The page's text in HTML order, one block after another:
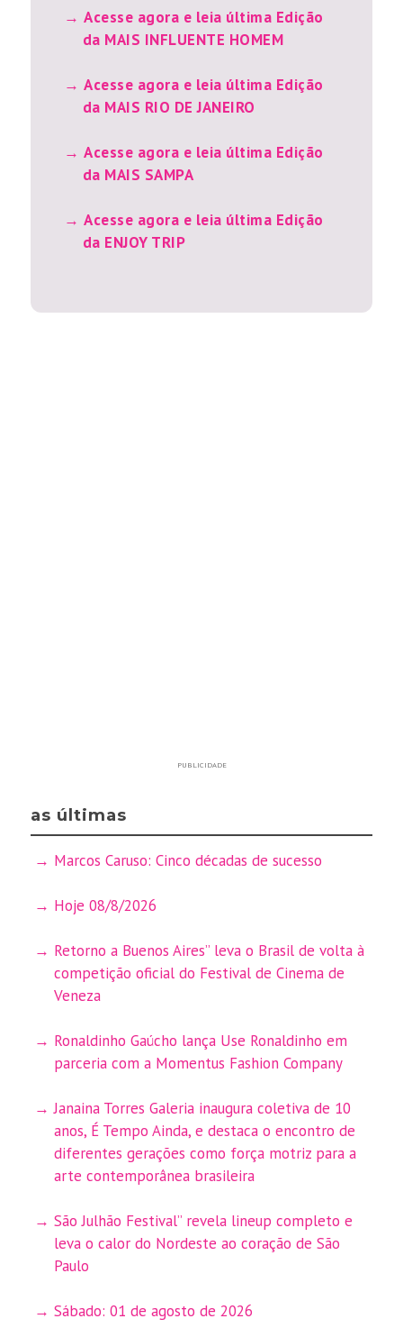
Acesse agora e leia última Edição
da MAIS INFLUENTE HOMEM
Acesse agora e leia última Edição
da MAIS RIO DE JANEIRO
Acesse agora e leia última Edição
da MAIS SAMPA
Acesse agora e leia última Edição
da ENJOY TRIP
PUBLICIDADE
as últimas
Marcos Caruso: Cinco décadas de sucesso
Hoje 08/8/2026
Retorno a Buenos Aires” leva o Brasil de volta à
competição oficial do Festival de Cinema de
Veneza
Ronaldinho Gaúcho lança Use Ronaldinho em
parceria com a Momentus Fashion Company
Janaina Torres Galeria inaugura coletiva de 10
anos, É Tempo Ainda, e destaca o encontro de
diferentes gerações como força motriz para a
arte contemporânea brasileira
São Julhão Festival” revela lineup completo e
leva o calor do Nordeste ao coração de São
Paulo
Sábado: 01 de agosto de 2026